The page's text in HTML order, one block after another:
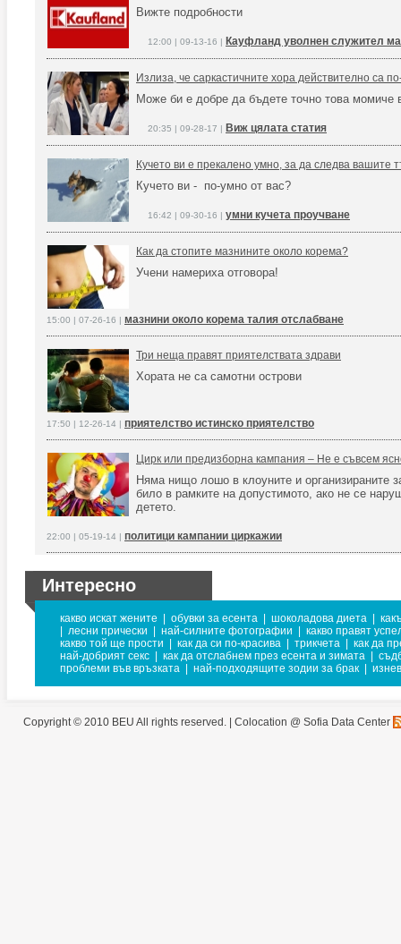
Вижте подробности
12:00 | 09-13-16 | Кауфланд уволнен служител
Излиза, че саркастичните хора действително са
Може би е добре да бъдете точно това момиче
20:35 | 09-28-17 | Виж цялата статия
Кучето ви е прекалено умнo, за да следва вашитe
Кучето ви - по-умно от вас?
16:42 | 09-30-16 | умни кучета проучване
Как да стопите мазнините около корема?
Учени намериха отговора!
15:00 | 07-26-16 | мазнини около корема талия отслабване
Три неща правят приятелствата здрави
Хората не са самотни острови
17:50 | 12-26-14 | приятелство истинско приятелство
Цирк или предизборна кампания – Не е съвсем
Няма нищо лошо в клоуните и организираните
било в рамките на допустимото, ако не се
детето.
22:00 | 05-19-14 | политици кампании циркажии
Интересно
какво искат жените обувки за есента шоколадова диета
лесни прически най-силните фотографии
какво правят
какво той ще прости
как да си по-красива трикчета
как да
най-добрият секс
как да отслабнем през есента и зимата
проблеми във връзката
най-подходящите зодии за брак
Copyright © 2010 BEU All rights reserved. | Colocation @ Sofia Data Center